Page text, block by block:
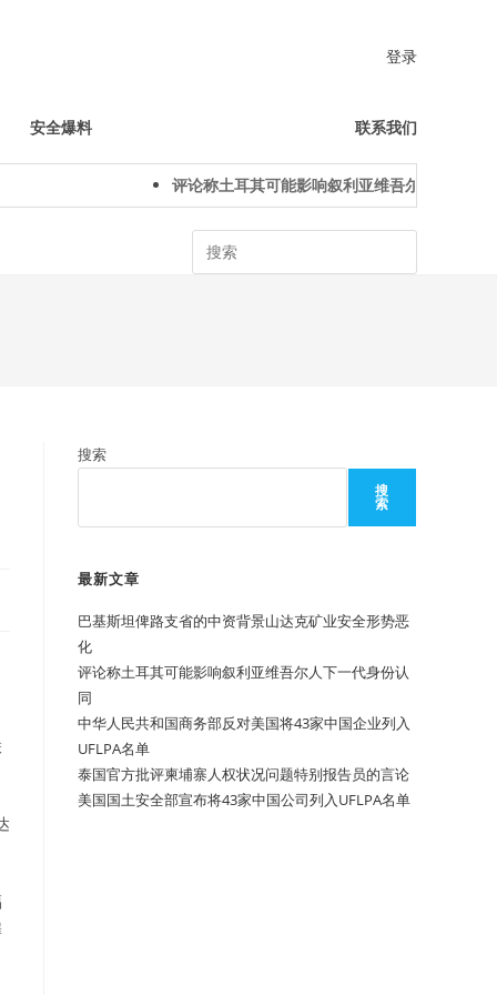
登录
安全爆料 联系我们
评论称土耳其可能影响叙利亚维吾尔人下一代身份
Search
搜索
搜
索
最新文章
巴基斯坦俾路支省的中资背景山达克矿业安全形势恶
化
评论称土耳其可能影响叙利亚维吾尔人下一代身份认
同
中华人民共和国商务部反对美国将43家中国企业列入
UFLPA名单
泰国官方批评柬埔寨人权状况问题特别报告员的言论
美国国土安全部宣布将43家中国公司列入UFLPA名单